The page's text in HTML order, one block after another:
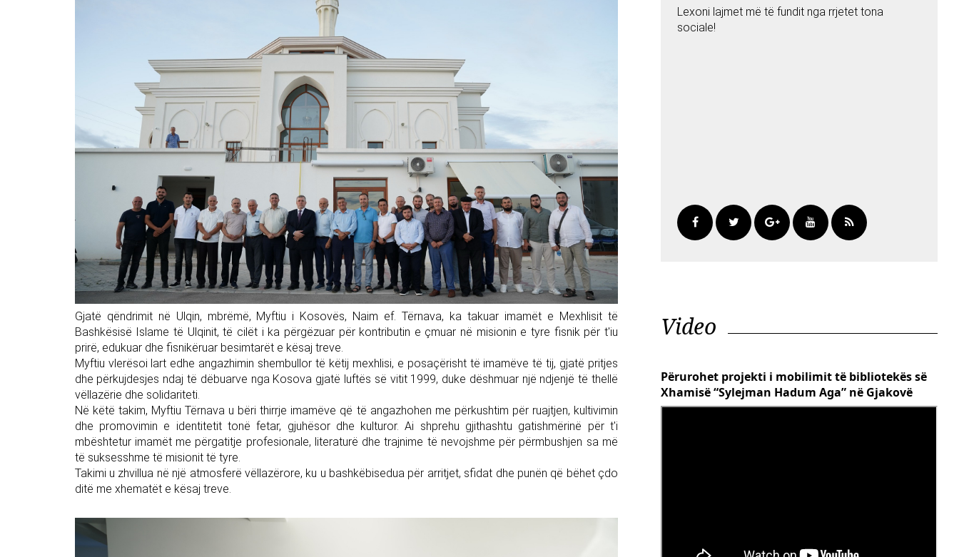
Gjatë qëndrimit në Ulqin, mbrëmë, Myftiu i Kosovës, Naim ef. Tërnava, ka takuar imamët e Mexhlisit të
Bashkësisë Islame të Ulqinit, të cilët i ka përgëzuar për kontributin e çmuar në misionin e tyre fisnik për t'iu
prirë, edukuar dhe fisnikëruar besimtarët e kësaj treve.
Myftiu vlerësoi lart edhe angazhimin shembullor të këtij mexhlisi, e posaçërisht të imamëve të tij, gjatë pritjes
dhe përkujdesjes ndaj të dëbuarve nga Kosova gjatë luftës së vitit 1999, duke dëshmuar një ndjenjë të thellë
vëllazërie dhe solidariteti.
Në këtë takim, Myftiu Tërnava u bëri thirrje imamëve që të angazhohen me përkushtim për ruajtjen, kultivimin
dhe promovimin e identitetit tonë fetar, gjuhësor dhe kulturor. Ai shprehu gjithashtu gatishmërinë për t'i
mbështetur imamët me përgatitje profesionale, literaturë dhe trajnime të nevojshme për përmbushjen sa më
të suksesshme të misionit të tyre.
Takimi u zhvillua në një atmosferë vëllazërore, ku u bashkëbisedua për arritjet, sfidat dhe punën që bëhet çdo
ditë me xhematët e kësaj treve.
Lexoni lajmet më të fundit nga rrjetet tona
sociale!
Video
Përurohet projekti i mobilimit të bibliotekës së
Xhamisë “Sylejman Hadum Aga” në Gjakovë